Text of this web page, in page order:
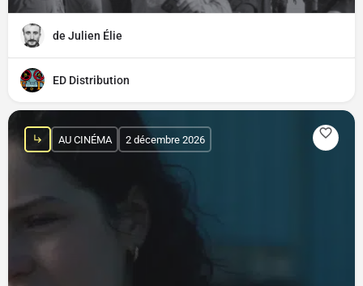
de Julien Élie
ED Distribution
AU CINÉMA 2 décembre 2026